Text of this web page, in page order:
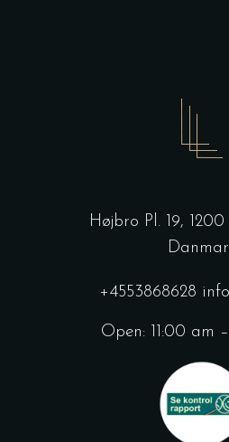
Højbro Pl. 19,
+4553868628
Open: 11:00 am